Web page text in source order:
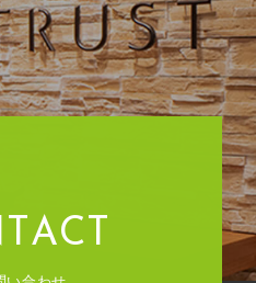
T AC T